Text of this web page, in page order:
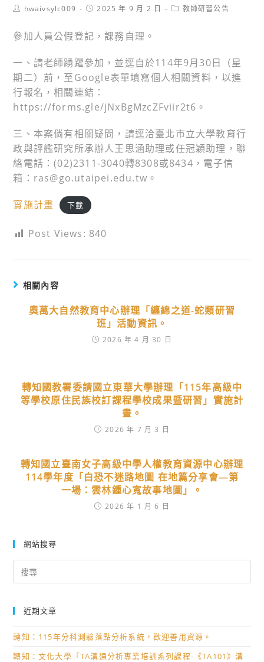
Posthwaivsylc009
Post2025 年 9 月 2 日
Post教師研習公告
參加人員公假登記，課務自理。
一、請老師踴躍參加，並逕自於114年9月30日（星
期二）前，至Google表單填寫個人相關資料，以進
行報名，相關連結：
https://forms.gle/jNxBgMzcZFviir2t6。
三、本案倘有相關疑問，請逕洽臺北市立大學教育行
政與評艦研究所承辦人王思涵助理或任冠穎助理，聯
絡電話：(02)2311-3040轉8308或8434，電子信
箱：ras@go.utaipei.edu.tw。
實施計畫 下載
Post Views: 840
相關內容
奧萬大自然教育中心辦理「纏綿之道-蛇類研習
班」活動資訊。
2026 年 4 月 30 日
轉知國教署委請國立東華大學辦理「115年高級中
等學校原住民族校訂課程學校成果暨研習」實施計
畫。
2026 年 7 月 3 日
轉知國立臺南女子高級中學人權教育資源中心辦理
114學年度「白恐不迷路地圖 在地篇分享會—第
一場：雲林鍾心寬故事地圖」。
2026 年 1 月 6 日
網站搜尋
for:
近期文章
轉知：115年分科測驗落點分析系統，歡迎善用資源。
轉知：文化大學「TA溝通分析專業培訓系列課程-《TA101》溝